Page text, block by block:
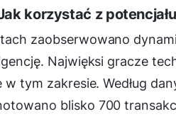
korzystać z
zaobserwowano
Najwięksi gracze
w tym zakresie. Według
blisko 700